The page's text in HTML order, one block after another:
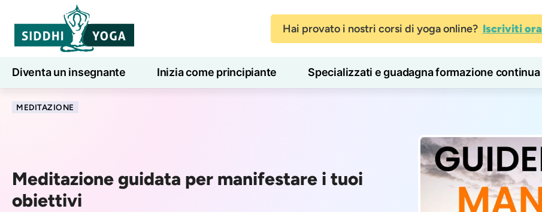
Hai provato i nostri corsi di yoga online? Iscriviti ora
Diventa un insegnante Inizia come principiante Specializzati e guadagna formazione continua
Lezioni di yoga online
MEDITAZIONE
Meditazione guidata per manifestare i tuoi
obiettivi